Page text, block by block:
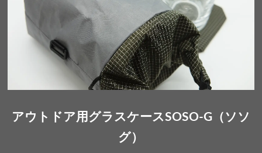
アウトドア用グラスケースSOSO-G（ソソ
グ）